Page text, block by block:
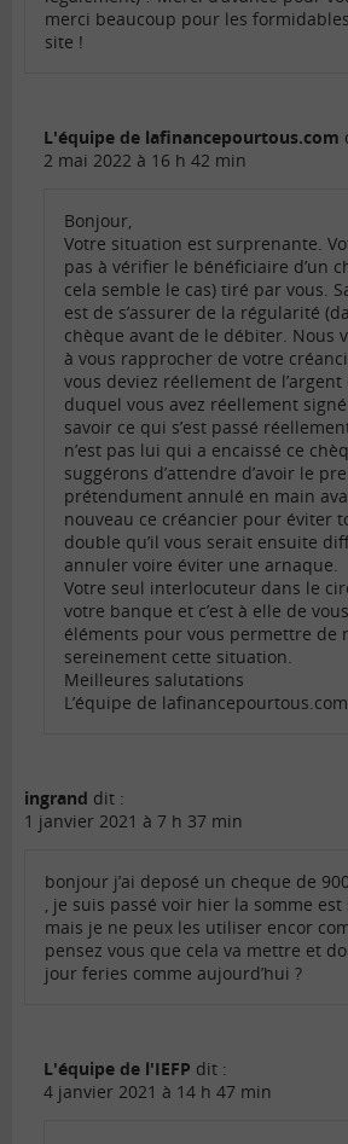
merci beaucoup pour les
site !
L'équipe de lafinancepourtous.com
2 mai 2022 à 16 h 42 min
Bonjour,
Votre situation est surprenante.
pas à vérifier le bénéficiaire d’un
cela semble le cas) tiré par vous.
est de s’assurer de la régularité
chèque avant de le débiter. Nous
à vous rapprocher de votre
vous deviez réellement de
duquel vous avez réellement
savoir ce qui s’est passé
n’est pas lui qui a encaissé ce
suggérons d’attendre d’avoir le
prétendument annulé en main
nouveau ce créancier pour éviter
double qu’il vous serait ensuite
annuler voire éviter une arnaque.
Votre seul interlocuteur dans le
votre banque et c’est à elle de
éléments pour vous permettre de
sereinement cette situation.
Meilleures salutations
L’équipe de lafinancepourtous.com
ingrand dit :
1 janvier 2021 à 7 h 37 min
bonjour j’ai deposé un cheque de
, je suis passé voir hier la somme
mais je ne peux les utiliser encor
pensez vous que cela va mettre et
jour feries comme aujourd’hui ?
L'équipe de l'IEFP dit :
4 janvier 2021 à 14 h 47 min